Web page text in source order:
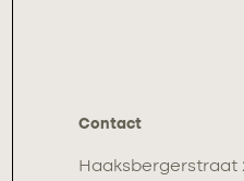
Contact
Haaksbergerstraat